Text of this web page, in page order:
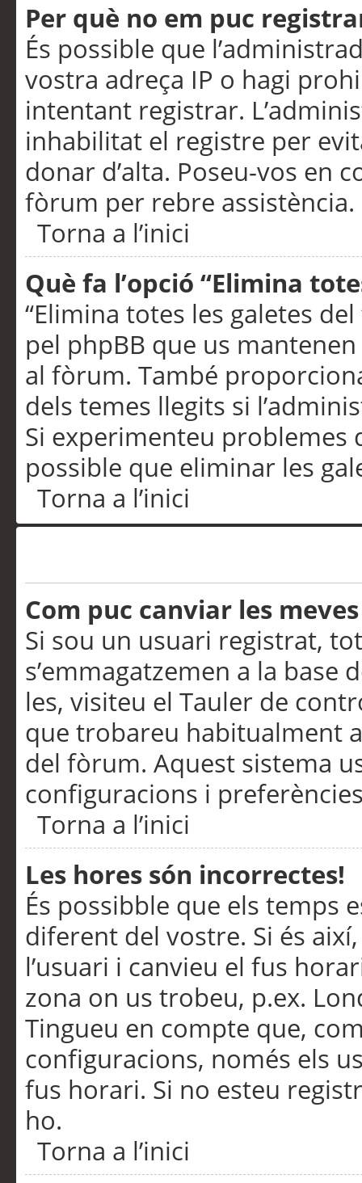
Per què no em puc
És possible que
vostra adreça IP o hagi
intentant registrar.
inhabilitat el registre per
donar d’alta. Poseu-vos en
fòrum per rebre assistència.
Torna a l’inici
Què fa l’opció “Elimina
“Elimina totes les galetes
pel phpBB que us
al fòrum. També
dels temes llegits si
Si experimenteu problemes
possible que eliminar les
Torna a l’inici
Com puc canviar les
Si sou un usuari registrat,
s’emmagatzemen a la
les, visiteu el Tauler de
que trobareu habitualment
del fòrum. Aquest sistema
configuracions i
Torna a l’inici
Les hores són incorrectes!
És possibble que els temps
diferent del vostre. Si és
l’usuari i canvieu el fus
zona on us trobeu, p.ex.
Tingueu en compte que,
configuracions, només els
fus horari. Si no esteu
ho.
Torna a l’inici